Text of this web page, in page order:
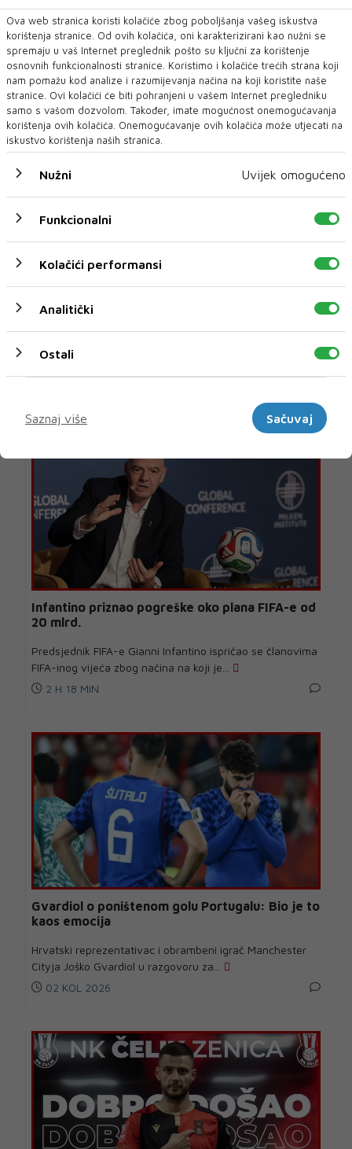
Infantino priznao pogreške oko plana FIFA-e od
20 mlrd.
Predsjednik FIFA-e Gianni Infantino ispričao se članovima
FIFA-inog vijeća zbog načina na koji je...
2 H 18 MIN
Gvardiol o poništenom golu Portugalu: Bio je to
kaos emocija
Hrvatski reprezentativac i obrambeni igrač Manchester
Cityja Joško Gvardiol u razgovoru za...
02 KOL 2026
Ova web stranica koristi kolačiće zbog poboljšanja vašeg iskustva
korištenja stranice. Od ovih kolačića, oni karakterizirani kao nužni se
spremaju u vaš Internet preglednik pošto su ključni za korištenje
osnovnih funkcionalnosti stranice. Koristimo i kolačiće trećih strana koji
nam pomažu kod analize i razumijevanja načina na koji koristite naše
stranice. Ovi kolačići će biti pohranjeni u vašem Internet pregledniku
samo s vašom dozvolom. Također, imate mogućnost onemogućavanja
korištenja ovih kolačića. Onemogućavanje ovih kolačića može utjecati na
iskustvo korištenja naših stranica.
Nužni Uvijek omogućeno
Funkcionalni
Kolačići performansi
Analitički
Ostali
Saznaj više
Sačuvaj